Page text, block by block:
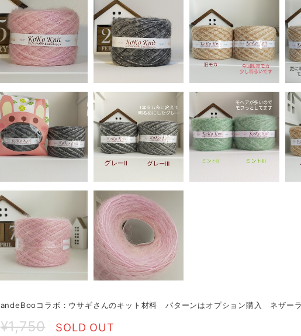
andeBooコラボ：ウサギさんのキット材料 パターンはオプション購入 ネザー
¥1,750 SOLD OUT